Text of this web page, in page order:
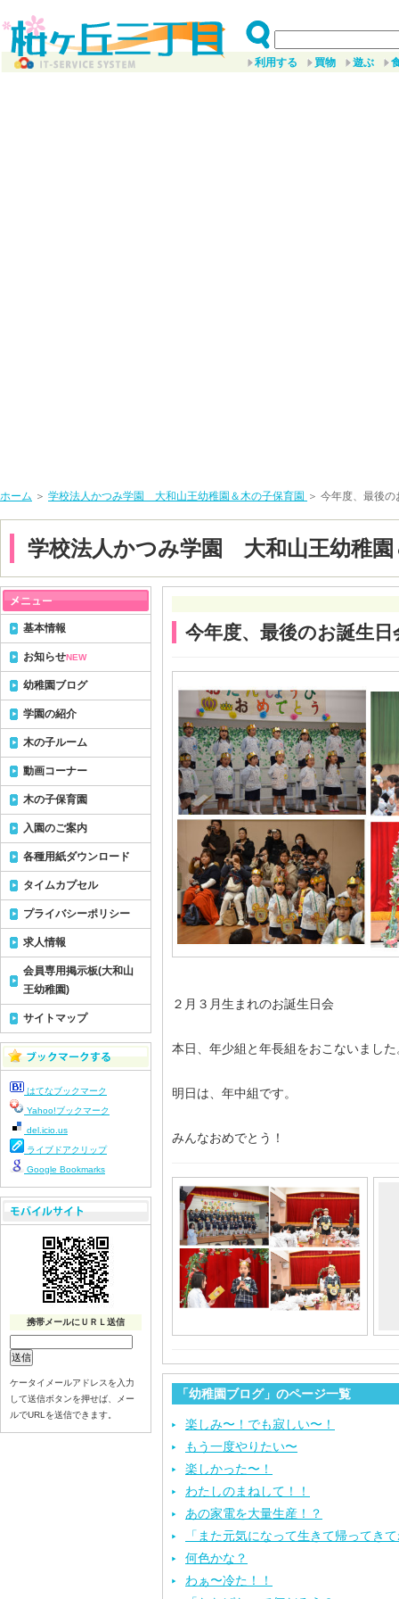
利用する 買物 遊ぶ
ホーム ＞ 学校法人かつみ学園 大和山王幼稚園＆木の子保育園 ＞ 今年度、最後
学校法人かつみ学園 大和山王幼稚園
今年度、最後のお誕生日
２月３月生まれのお誕生日会
本日、年少組と年長組をおこないました
明日は、年中組です。
みんなおめでとう！
「幼稚園ブログ」のページ一覧
楽しみ〜！でも寂しい〜！
もう一度やりたい〜
楽しかった〜！
わたしのまねして！！
あの家電を大量生産！？
「また元気になって生きて帰ってき
何色かな？
わぁ〜冷た！！
基本情報
お知らせNEW
幼稚園ブログ
学園の紹介
木の子ルーム
動画コーナー
木の子保育園
入園のご案内
各種用紙ダウンロード
タイムカプセル
プライバシーポリシー
求人情報
会員専用掲示板(大和山
王幼稚園)
サイトマップ
はてなブックマーク
Yahoo!ブックマーク
del.icio.us
ライブドアクリップ
Google Bookmarks
携帯メールにＵＲＬ送信
ケータイメールアドレスを入力
して送信ボタンを押せば、メー
ルでURLを送信できます。